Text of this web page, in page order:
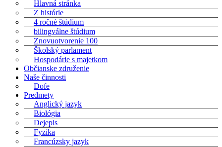
Hlavná stránka
Z histórie
4 ročné štúdium
bilingválne štúdium
Znovuotvorenie 100
Školský parlament
Hospodárie s majetkom
Občianske združenie
Naše činnosti
Dofe
Predmety
Anglický jazyk
Biológia
Dejepis
Fyzika
Francúzsky jazyk